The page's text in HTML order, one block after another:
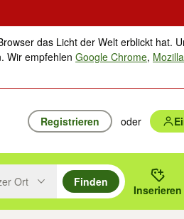
das Licht der Welt erblickt hat.
Wir empfehlenGoogle Chrome,
Registrieren oder
unten durchsuchen und mit
drücken um zu suchen, oder
Ort
Finden
Inserieren